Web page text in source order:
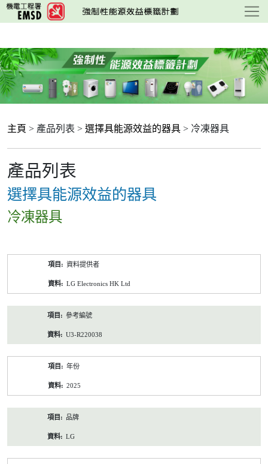
跳
至
要
內
容
主頁 > 產品列表 > 選擇具能源效益的器具 > 冷凍器具
產品列表
選擇具能源效益的器具
冷凍器具
資料提供者
LG Electronics HK Ltd
參考編號
U3-R220038
年份
2025
品牌
LG